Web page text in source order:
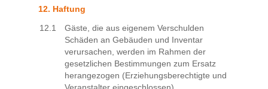
12. Haftung
12.1
Gäste, die aus eigenem Verschulden
Schäden an Gebäuden und Inventar
verursachen, werden im Rahmen der
gesetzlichen Bestimmungen zum Ersatz
herangezogen (Erziehungsberechtigte und
Veranstalter eingeschlossen).